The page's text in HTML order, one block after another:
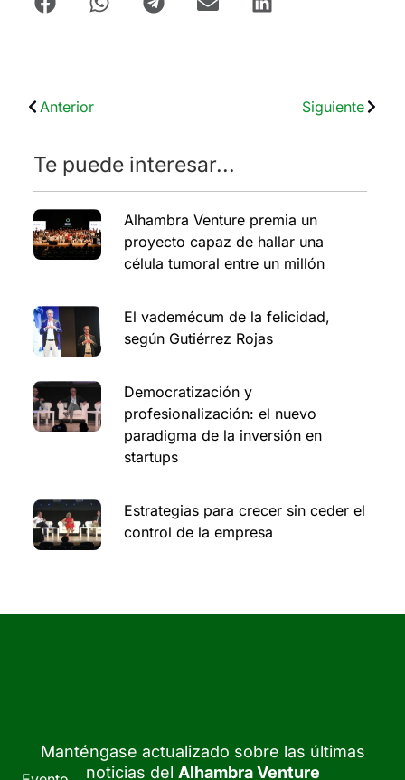
Anterior Siguiente
Te puede interesar...
Alhambra Venture premia un
proyecto capaz de hallar una
célula tumoral entre un millón
El vademécum de la felicidad,
según Gutiérrez Rojas
Democratización y
profesionalización: el nuevo
paradigma de la inversión en
startups
Estrategias para crecer sin ceder el
control de la empresa
Manténgase actualizado sobre las últimas
noticias del Alhambra Venture